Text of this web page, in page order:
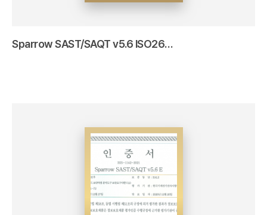
Sparrow SAST/SAQT v5.6 ISO26262